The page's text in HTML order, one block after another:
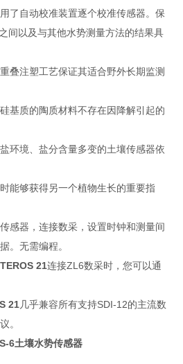
了自动校准装置逐个校准传感器。保
间以及与其他水势测量方法的结果具
叠注塑工艺保证其适合野外长期监测
基质的陶质材料不存在因降解引起的
环境、盐分含量多变的土壤传感器依
能够获得另一个植物生长的重要指
感器，连接数采，设置时钟和测量间
。无需编程。
TEROS 21连接ZL6数采时，您可以通
21几乎兼容所有支持SDI-12的主流数
。